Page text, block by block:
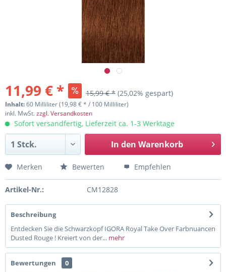
11,99 € * 15,99 € * (25,02% gespart)
Inhalt:60 Milliliter (19,98 € * / 100 Milliliter)
inkl. MwSt.zzgl. Versandkosten
Sofort versandfertig, Lieferzeit ca. 1-3 Werktage
In den Warenkorb
Merken Bewerten Empfehlen
Artikel-Nr.: CM12828
Beschreibung
Entdecken Sie die Schwarzkopf IGORA Royal Take Over Farbnuancen
Dusted Rouge ! Kreiert von der... mehr
Bewertungen
0